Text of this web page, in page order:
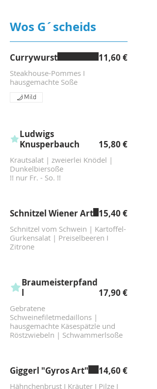
Wos G´scheids
Currywurst
Steakhouse-Pommes I
hausgemachte Soße
11,60 €
Mild
Ludwigs
Knusperbauch
Krautsalat | zweierlei Knödel |
Dunkelbiersoße
!! nur Fr. - So. !!
15,80 €
Schnitzel Wiener Art
Schnitzel vom Schwein | Kartoffel-
Gurkensalat | Preiselbeeren I
Zitrone
15,40 €
Braumeisterpfand
l
Gebratene
Schweinefiletmedaillons |
hausgemachte Käsespätzle und
Röstzwiebeln | Schwammerlsoße
17,90 €
Giggerl "Gyros Art"
Hähnchenbrust I Kräuter I Pilze I
14,60 €